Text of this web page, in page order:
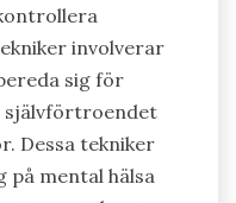
för emotionell
inom
reglering inom